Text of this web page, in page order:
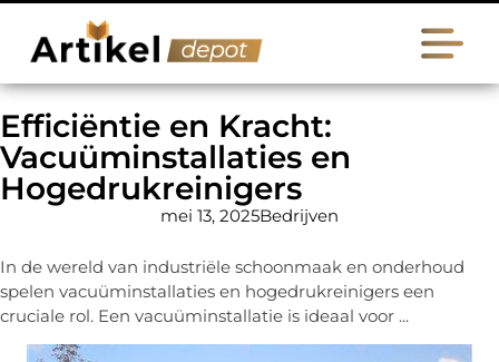
Efficiëntie en Kracht:
Vacuüminstallaties en
Hogedrukreinigers
mei 13, 2025Bedrijven
In de wereld van industriële schoonmaak en onderhoud
spelen vacuüminstallaties en hogedrukreinigers een
cruciale rol. Een vacuüminstallatie is ideaal voor ...